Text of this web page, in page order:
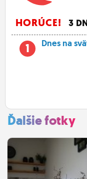
HORÚCE! 3
1 Dnes na
Ďalšie fotky